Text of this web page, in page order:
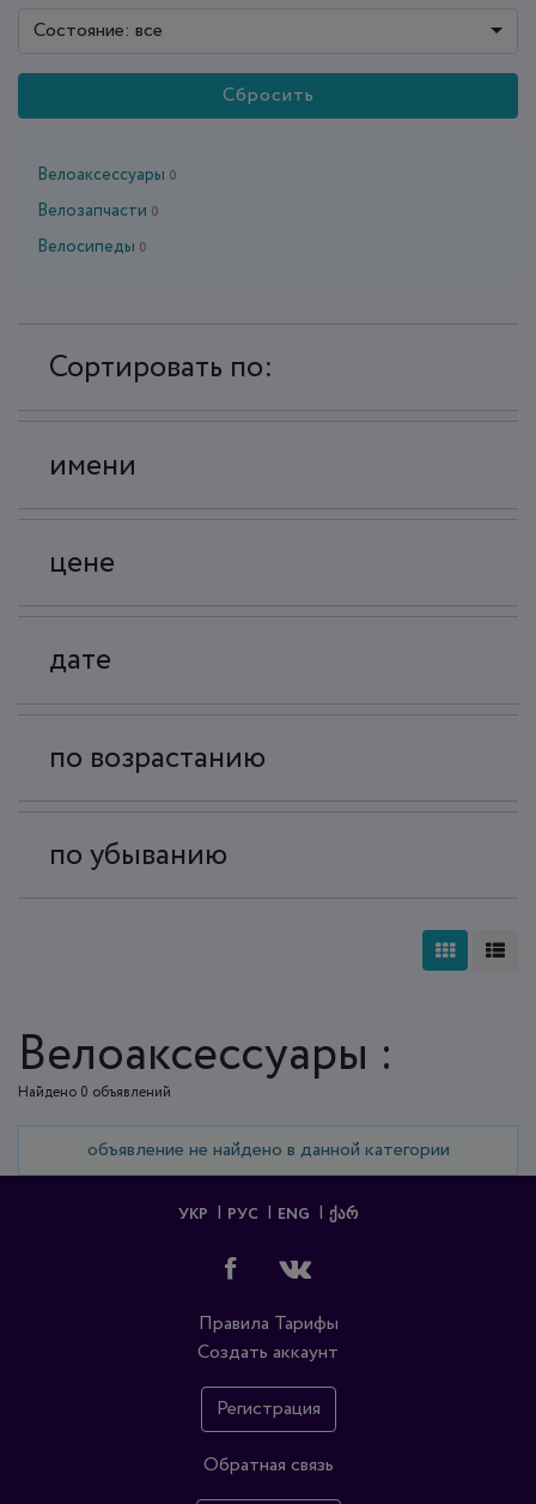
Состояние: все
Сбросить
Велоаксессуары 0
Велозапчасти 0
Велосипеды 0
Сортировать по:
имени
цене
дате
по возрастанию
по убыванию
Велоаксессуары :
Найдено 0 объявлений
объявление не найдено в данной категории
УКР РУС ENG ᲥᲐᲠ
Правила Тарифы
Создать аккаунт
Регистрация
Обратная связь